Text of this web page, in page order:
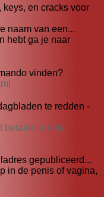
en cracks voor
naam van een...
hebt ga je naar
vinden?
te redden -
betalen om de
gepubliceerd...
in de penis of vagina,